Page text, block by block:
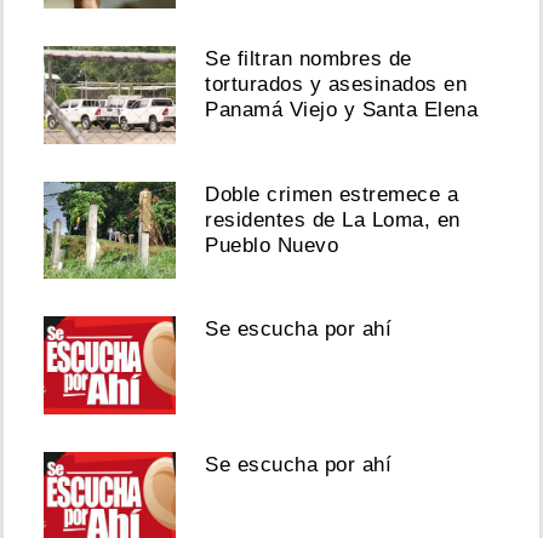
Se filtran nombres de
torturados y asesinados en
Panamá Viejo y Santa Elena
Doble crimen estremece a
residentes de La Loma, en
Pueblo Nuevo
Se escucha por ahí
Se escucha por ahí